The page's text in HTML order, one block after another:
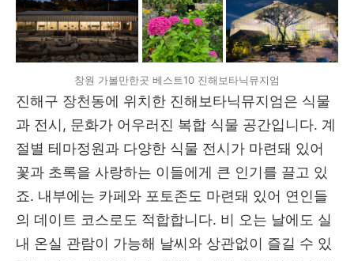
창원 가볼만한곳 베스트10 진해보타닉뮤지엄
진해구 장천동에 위치한 진해보타닉뮤지엄은 식물
과 전시, 문화가 어우러진 복합 식물 공간입니다. 계
절별 테마정원과 다양한 식물 전시가 마련돼 있어
꽃과 초록을 사랑하는 이들에게 큰 인기를 끌고 있
죠. 내부에는 카페와 포토존도 마련돼 있어 연인들
의 데이트 코스로도 적합합니다. 비 오는 날에도 실
내 온실 관람이 가능해 날씨와 상관없이 즐길 수 있